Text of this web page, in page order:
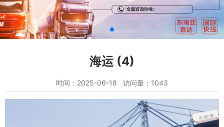
海运 (4)
时间：2025-06-18 访问量：1043